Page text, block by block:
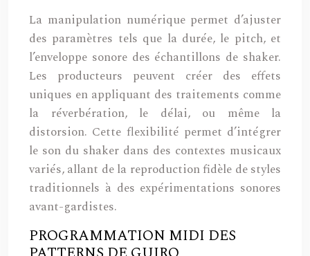
La manipulation numérique permet d’ajuster
des paramètres tels que la durée, le pitch, et
l’enveloppe sonore des échantillons de shaker.
Les producteurs peuvent créer des effets
uniques en appliquant des traitements comme
la réverbération, le délai, ou même la
distorsion. Cette flexibilité permet d’intégrer
le son du shaker dans des contextes musicaux
variés, allant de la reproduction fidèle de styles
traditionnels à des expérimentations sonores
avant-gardistes.
PROGRAMMATION MIDI DES